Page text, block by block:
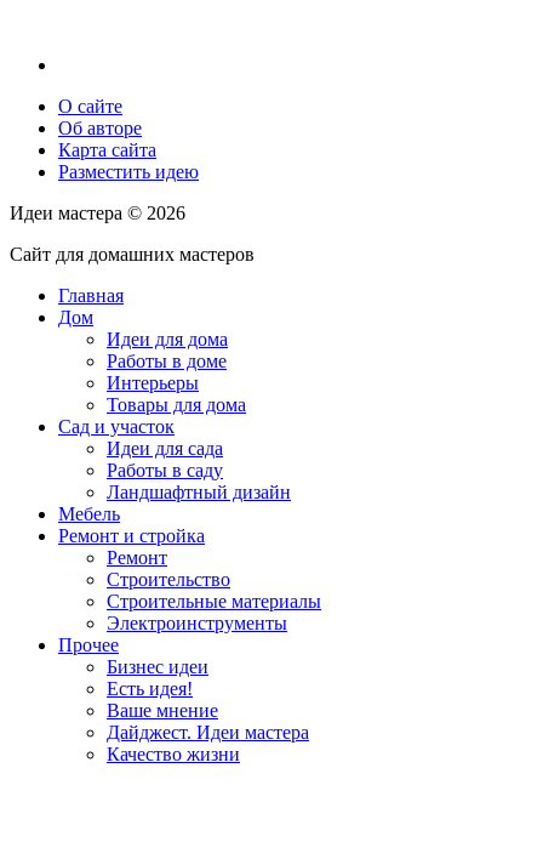
О сайте
Об авторе
Карта сайта
Разместить идею
Идеи мастера © 2026
Сайт для домашних мастеров
Главная
Дом
Идеи для дома
Работы в доме
Интерьеры
Товары для дома
Сад и участок
Идеи для сада
Работы в саду
Ландшафтный дизайн
Мебель
Ремонт и стройка
Ремонт
Строительство
Строительные материалы
Электроинструменты
Прочее
Бизнес идеи
Есть идея!
Ваше мнение
Дайджест. Идеи мастера
Качество жизни